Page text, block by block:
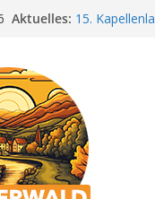
Aktuelles: 15.
Lebenshilfe
Aschbacher
Vollsperrung
August